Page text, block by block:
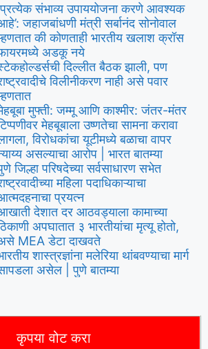
संभाव्य उपाययोजना करणे आवश्यक
जहाजबांधणी मंत्री सर्बानंद सोनोवाल
की कोणताही भारतीय खलाश क्रॉस
अडकू नये
दिल्लीत बैठक झाली, पण
विलीनीकरण नाही असे पवार
मुफ्ती: जम्मू आणि काश्मीर: जंतर-मंतर
मेहबूबाला उष्णतेचा सामना करावा
विरोधकांचा यूटीमध्ये बळाचा वापर
असल्याचा आरोप | भारत बातम्या
जिल्हा परिषदेच्या सर्वसाधारण सभेत
महिला पदाधिकाऱ्याचा
प्रयत्न
देशात दर आठवड्याला कामाच्या
अपघातात ३ भारतीयांचा मृत्यू होतो,
MEA डेटा दाखवते
शास्त्रज्ञांना मलेरिया थांबवण्याचा मार्ग
असेल | पुणे बातम्या
कृपया वोट करा